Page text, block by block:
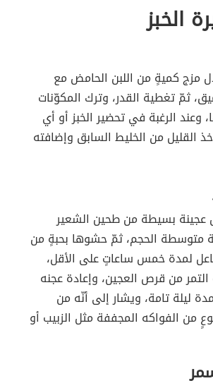
الخبز
مزج كميةٍ من اللبن الحامض مع
ثمّ تغطية القدر، وترك المكوّنات
الرغبة في تحضير الخبز أو أي
القليل من الخليط السابق وإضافته
عجينة بسيطة من طحين الشعير
متوسطة الحجم، ثمّ حشوها بحبةٍ من
لمدة خمس ساعاتٍ على الأقل،
التمر من قرص العجين، وإعادة عجنه
ليلة تامة، ويشار إلى أنّه من
من الفواكه المجففة مثل الزبيب أو